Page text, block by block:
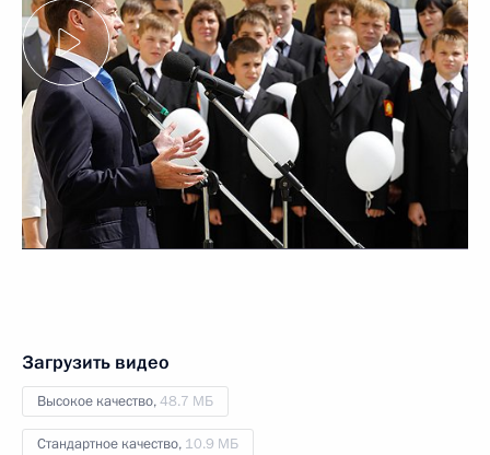
Загрузить видео
Высокое качество,48.7 МБ
Стандартное качество, 10.9 МБ